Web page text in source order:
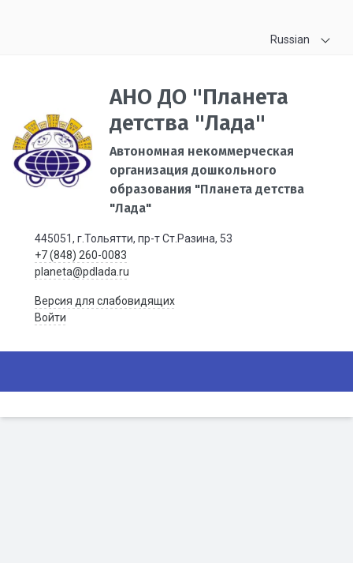
Russian
АНО ДО "Планета
детства "Лада"
Автономная некоммерческая
организация дошкольного
образования "Планета детства
"Лада"
445051, г.Тольятти, пр-т Ст.Разина, 53
+7 (848) 260-0083
planeta@pdlada.ru
Версия для слабовидящих
Войти